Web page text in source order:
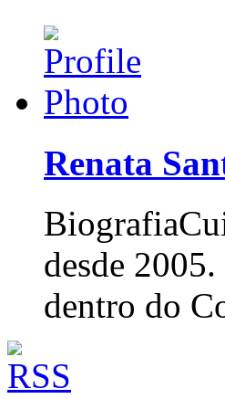
Renata
Biografia
desde
dentro do